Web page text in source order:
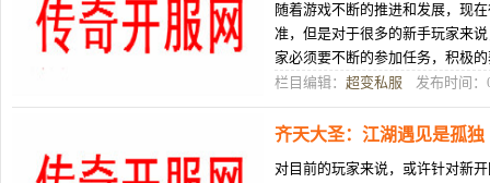
随着游戏不断的推进和发展，现
准，但是对于很多的新手玩家来
家必须要不断的参加任务，积极
险恶了天图、丰富莫测了宝躲不
栏目编辑： 超变私服 发布时间：
齐天大圣：江湖遇见是孤独
对目前的玩家来说，或许针对新